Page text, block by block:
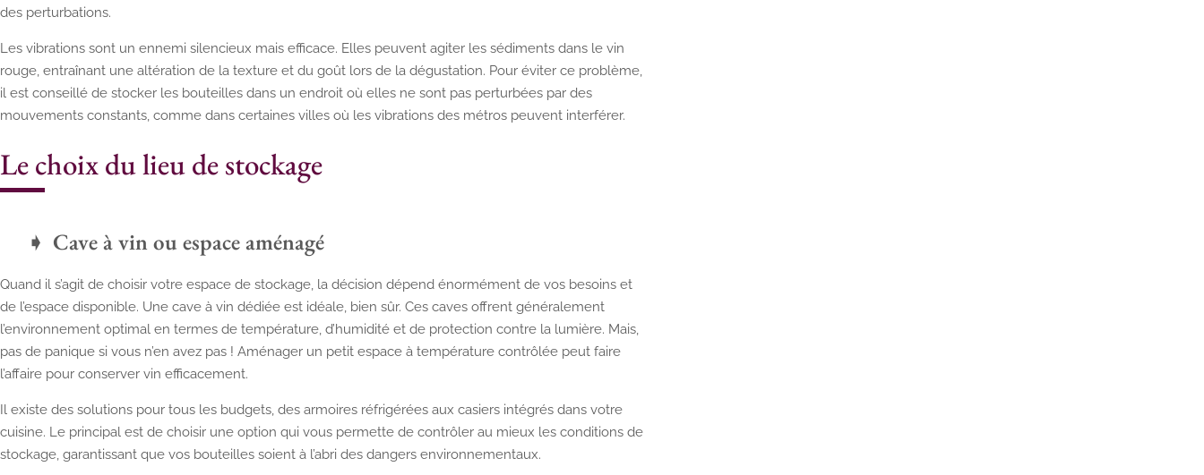
des perturbations.
Les vibrations sont un ennemi silencieux mais efficace. Elles peuvent agiter les sédiments dans le vin
rouge, entraînant une altération de la texture et du goût lors de la dégustation. Pour éviter ce problème,
il est conseillé de stocker les bouteilles dans un endroit où elles ne sont pas perturbées par des
mouvements constants, comme dans certaines villes où les vibrations des métros peuvent interférer.
Le choix du lieu de stockage
Cave à vin ou espace aménagé
Quand il s’agit de choisir votre espace de stockage, la décision dépend énormément de vos besoins et
de l’espace disponible. Une cave à vin dédiée est idéale, bien sûr. Ces caves offrent généralement
l’environnement optimal en termes de température, d’humidité et de protection contre la lumière. Mais,
pas de panique si vous n’en avez pas ! Aménager un petit espace à température contrôlée peut faire
l’affaire pour conserver vin efficacement.
Il existe des solutions pour tous les budgets, des armoires réfrigérées aux casiers intégrés dans votre
cuisine. Le principal est de choisir une option qui vous permette de contrôler au mieux les conditions de
stockage, garantissant que vos bouteilles soient à l’abri des dangers environnementaux.